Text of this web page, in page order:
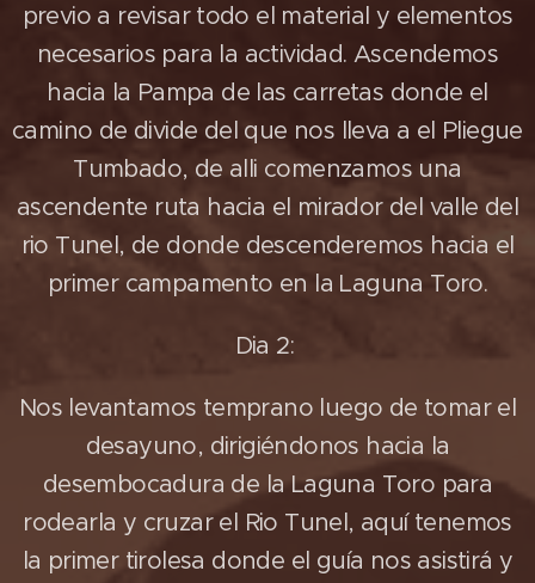
previo a revisar todo el material y elementos
necesarios para la actividad. Ascendemos
hacia la Pampa de las carretas donde el
camino de divide del que nos lleva a el Pliegue
Tumbado, de alli comenzamos una
ascendente ruta hacia el mirador del valle del
rio Tunel, de donde descenderemos hacia el
primer campamento en la Laguna Toro.
Dia 2:
Nos levantamos temprano luego de tomar el
desayuno, dirigiéndonos hacia la
desembocadura de la Laguna Toro para
rodearla y cruzar el Rio Tunel, aquí tenemos
la primer tirolesa donde el guía nos asistirá y